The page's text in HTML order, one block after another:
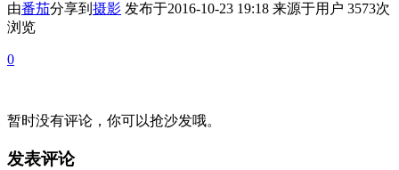
由番茄分享到 摄影 发布于2016-10-23 19:18 来源于用户 3573次
浏览
0
暂时没有评论，你可以抢沙发哦。
发表评论